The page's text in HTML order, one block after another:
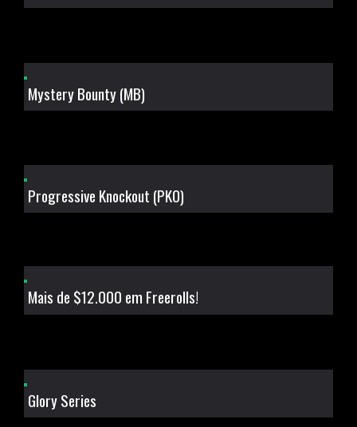
Mystery Bounty (MB)
Progressive Knockout (PKO)
Mais de $12.000 em Freerolls!
Glory Series